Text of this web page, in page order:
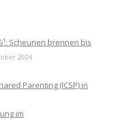
Scheunen brennen bis
2024
Parenting (ICSP) in
im